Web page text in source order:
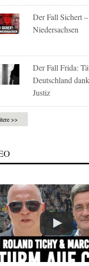
Der Fall Sichert
Niedersachsen
Der Fall Frida:
Deutschland
Justiz
>>